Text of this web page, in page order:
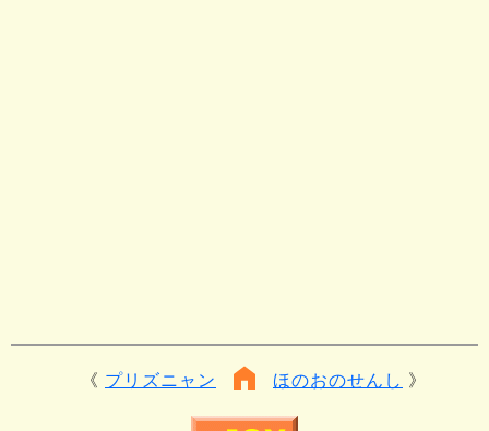
プリズニャン ほのおのせんし